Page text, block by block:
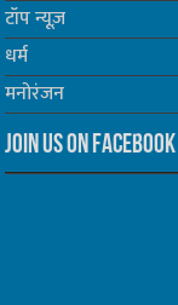
टॉप न्यूज़
धर्म
मनोरंजन
Join us on Facebook